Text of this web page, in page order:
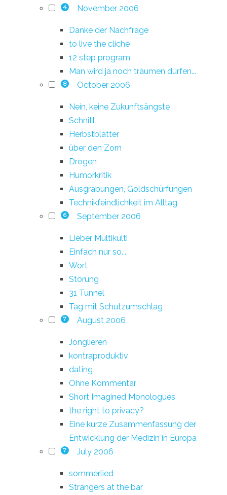
4 November 2006
Danke der Nachfrage
to live the cliché
12 step program
Man wird ja noch träumen dürfen...
8 October 2006
Nein, keine Zukunftsängste
Schnitt
Herbstblätter
über den Zorn
Drogen
Humorkritik
Ausgrabungen, Goldschürfungen
Technikfeindlichkeit im Alltag
6 September 2006
Lieber Multikulti
Einfach nur so...
Wort
Störung
31 Tunnel
Tag mit Schutzumschlag
7 August 2006
Jonglieren
kontraproduktiv
dating
Ohne Kommentar
Short Imagined Monologues
the right to privacy?
Eine kurze Zusammenfassung der
Entwicklung der Medizin in Europa
7 July 2006
sommerlied
Strangers at the bar